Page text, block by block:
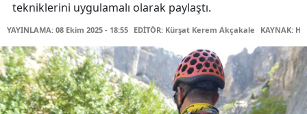
tekniklerini uygulamalı olarak paylaştı.
YAYINLAMA: 08 Ekim 2025 - 18:55 EDİTÖR: Kürşat Kerem Akçakale KAYNAK: